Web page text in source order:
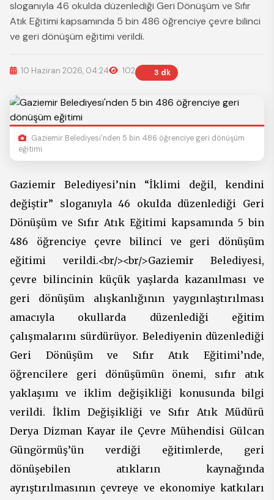
sloganıyla 46 okulda düzenlediği Geri Dönüşüm ve Sıfır
Atık Eğitimi kapsamında 5 bin 486 öğrenciye çevre bilinci
ve geri dönüşüm eğitimi verildi.
10 Haziran 2026, 04:24 102 3 dk
Gaziemir Belediyesi'nden 5 bin 486 öğrenciye geri dönüşüm
eğitimi
Gaziemir Belediyesi’nin “İklimi değil, kendini
değiştir” sloganıyla 46 okulda düzenlediği Geri
Dönüşüm ve Sıfır Atık Eğitimi kapsamında 5 bin
486 öğrenciye çevre bilinci ve geri dönüşüm
eğitimi verildi.<br/><br/>Gaziemir Belediyesi,
çevre bilincinin küçük yaşlarda kazanılması ve
geri dönüşüm alışkanlığının yaygınlaştırılması
amacıyla okullarda düzenlediği eğitim
çalışmalarını sürdürüyor. Belediyenin düzenlediği
Geri Dönüşüm ve Sıfır Atık Eğitimi’nde,
öğrencilere geri dönüşümün önemi, sıfır atık
yaklaşımı ve iklim değişikliği konusunda bilgi
verildi. İklim Değişikliği ve Sıfır Atık Müdürü
Derya Dizman Kayar ile Çevre Mühendisi Gülcan
Güngörmüş’ün verdiği eğitimlerde, geri
dönüşebilen atıkların kaynağında
ayrıştırılmasının çevreye ve ekonomiye katkıları